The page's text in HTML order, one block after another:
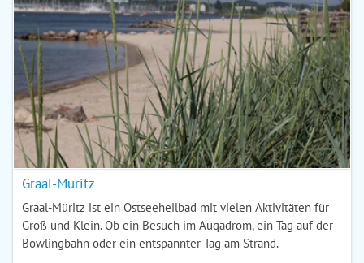
Graal-Müritz
Graal-Müritz ist ein Ostseeheilbad mit vielen Aktivitäten für
Groß und Klein. Ob ein Besuch im Auqadrom, ein Tag auf der
Bowlingbahn oder ein entspannter Tag am Strand.